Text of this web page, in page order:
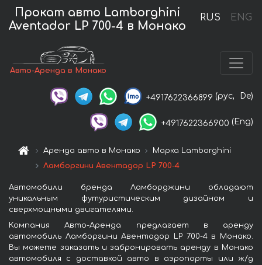
RUS ENG
Прокат авто Lamborghini
Aventador LP 700-4 в Монако
Авто-Аренда в Монако
+4917622366899 (рус, De)
+4917622366900 (Eng)
Аренда авто в Монако
Марка Lamborghini
Ламборгини Авентадор LP 700-4
Автомобили бренда Ламборджини обладают
уникальным футуристическим дизайном и
сверхмощными двигателями.
Компания Авто-Аренда предлагает в аренду
автомобиль Ламборгини Авентадор LP 700-4 в Монако.
Вы можете заказать и забронировать аренду в Монако
автомобиля с доставкой авто в аэропорты или ж/д